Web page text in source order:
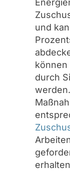
und
können
durch